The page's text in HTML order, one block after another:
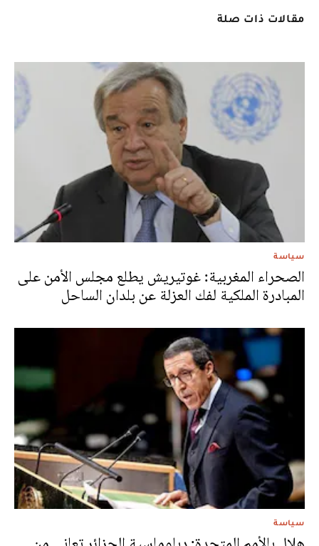
مقالات ذات صلة
سياسة
الصحراء المغربية: غوتيريش يطلع مجلس الأمن على
المبادرة الملكية لفك العزلة عن بلدان الساحل
سياسة